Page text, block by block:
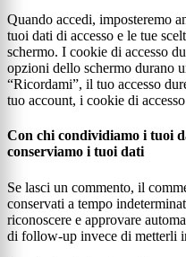
Quando accedi, imposteremo
tuoi dati di accesso e le tue
schermo. I cookie di accesso
opzioni dello schermo durano
“Ricordami”, il tuo accesso
tuo account, i cookie di
Con chi condividiamo i tuoi
conserviamo i tuoi dati
Se lasci un commento, il
conservati a tempo
riconoscere e approvare
di follow-up invece di metterli